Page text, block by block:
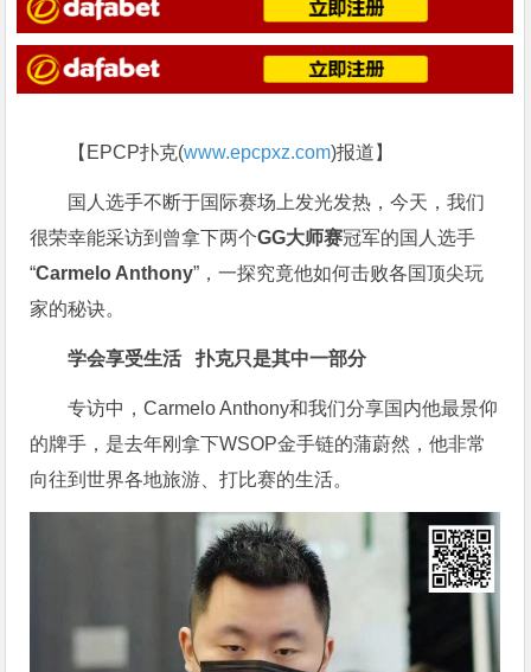
【EPCP扑克(www.epcpxz.com)报道】
国人选手不断于国际赛场上发光发热，今天，我们
很荣幸能采访到曾拿下两个GG大师赛冠军的国人选手
“Carmelo Anthony”，一探究竟他如何击败各国顶尖玩
家的秘诀。
学会享受生活扑克只是其中一部分
专访中，Carmelo Anthony和我们分享国内他最景仰
的牌手，是去年刚拿下WSOP金手链的蒲蔚然，他非常
向往到世界各地旅游、打比赛的生活。